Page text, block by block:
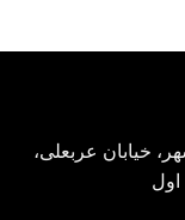
خیابان عربعلی،